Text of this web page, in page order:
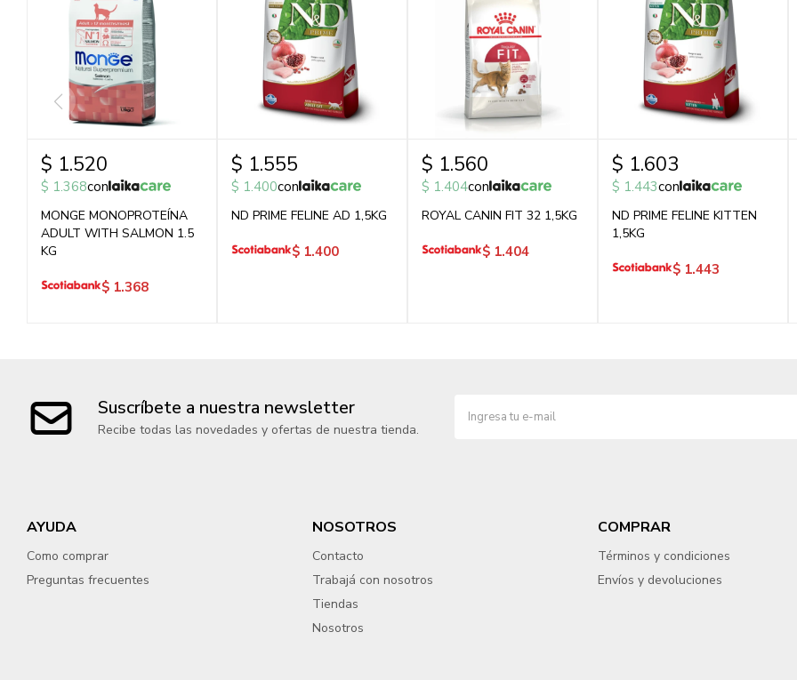
$ 1.520
$ 1.368con
MONGE MONOPROTEÍNA
ADULT WITH SALMON 1.5
KG
$ 1.368
$ 1.555
$ 1.400con
ND PRIME FELINE AD 1,5KG
$ 1.400
$ 1.560
$ 1.404con
ROYAL CANIN FIT 32 1,5KG
$ 1.404
$ 1.603
$ 1.443con
ND PRIME FELINE KITTEN
1,5KG
$ 1.443
Suscríbete a nuestra newsletter
Recibe todas las novedades y ofertas de nuestra tienda.
AYUDA
Como comprar
Preguntas frecuentes
NOSOTROS
Contacto
Trabajá con nosotros
Tiendas
Nosotros
COMPRAR
Términos y condiciones
Envíos y devoluciones